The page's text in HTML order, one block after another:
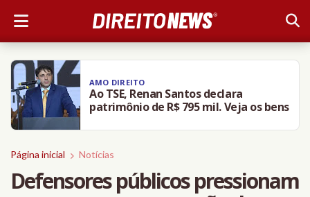
AMO DIREITO
Ao TSE, Renan Santos declara
patrimônio de R$ 795 mil. Veja os bens
Página inicial Notícias
Defensores públicos pressionam